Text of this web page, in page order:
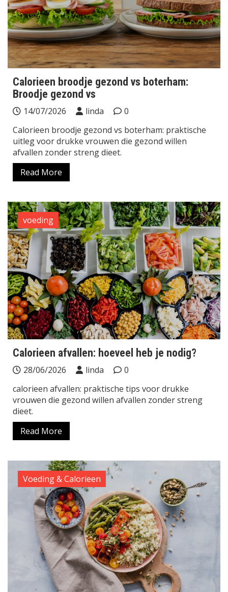
Calorieen broodje gezond vs boterham:
Broodje gezond vs
14/07/2026 linda
0
Calorieen broodje gezond vs boterham: praktische
uitleg voor drukke vrouwen die gezond willen
afvallen zonder streng dieet.
Read More
voeding
Calorieen afvallen: hoeveel heb je nodig?
28/06/2026 linda
0
calorieen afvallen: praktische tips voor drukke
vrouwen die gezond willen afvallen zonder streng
dieet.
Read More
Voeding & Calorieen